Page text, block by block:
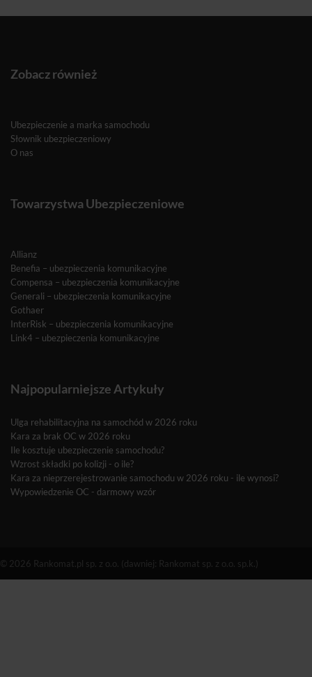
Zobacz również
Ubezpieczenie a marka samochodu
Słownik ubezpieczeniowy
O nas
Towarzystwa Ubezpieczeniowe
Allianz
Benefia – ubezpieczenia komunikacyjne
Compensa – ubezpieczenia komunikacyjne
Generali – ubezpieczenia komunikacyjne
Gothaer
InterRisk – ubezpieczenia komunikacyjne
Link4 – ubezpieczenia komunikacyjne
Najpopularniejsze Artykuły
Ulga rehabilitacyjna na samochód w 2026 roku
Kara za brak OC w 2026 roku
Ile kosztuje ubezpieczenie samochodu?
Wzrost składki po kolizji - o ile?
Kara za nieprzerejestrowanie samochodu w 2026 roku - ile wynosi?
Wypowiedzenie OC - darmowy wzór
© 2026 Rankomat.pl sp. z o.o. (dawniej: Rankomat sp. z o.o. sp.k.)